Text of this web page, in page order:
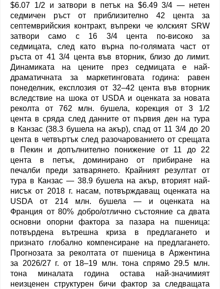
$6.07 1/2 и затвори в петък на $6.49 3/4 — нетен
седмичен ръст от приблизително 42 цента за
септемврийския контракт, въпреки че юлският SRW
затвори само с 16 3/4 цента по-високо за
седмицата, след като върна по-голямата част от
ръста от 41 3/4 цента във вторник, близо до лимит.
Динамиката на цените през седмицата е най-
драматичната за маркетинговата година: равен
понеделник, експлозия от 32–42 цента във вторник
вследствие на шока от USDA и оценката за новата
реколта от 762 млн. бушела, корекция от 3 1/2
цента в сряда след данните от първия ден на тура
в Канзас (38.3 бушела на акър), спад от 11 3/4 до 20
цента в четвъртък след разочарованието от срещата
в Пекин и допълнително понижение от 11 до 22
цента в петък, доминирано от прибиране на
печалби преди затварянето. Крайният резултат от
тура в Канзас — 38.9 бушела на акър, вторият най-
нисък от 2018 г. насам, потвърждаващ оценката на
USDA от 214 млн. бушела — и оценката на
Франция от 80% добро/отлично състояние са двата
основни опорни фактора за пазара на пшеница:
потвърдена вътрешна криза в предлагането и
признато глобално компенсиране на предлагането.
Прогнозата за реколтата от пшеница в Аржентина
за 2026/27 г. от 18–19 млн. тона спрямо 29.5 млн.
тона миналата година остава най-значимият
неизценен структурен бичи фактор за следващата